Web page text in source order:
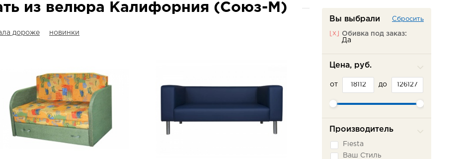
из велюра Калифорния (Союз-М)
дороже новинки
Вы выбрали Сбросить
[x]
Обивка под заказ:
Да
Цена, руб.
от до
Производитель
Fiesta
Ваш Стиль